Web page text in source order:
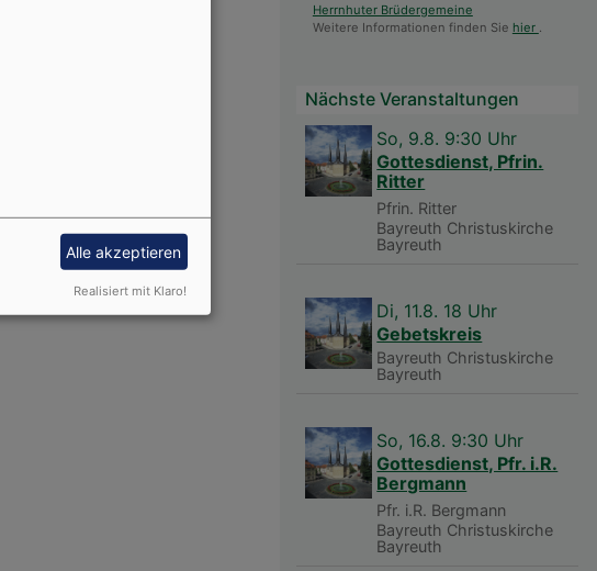
Herrnhuter Brüdergemeine
Weitere Informationen finden Sie hier .
Nächste Veranstaltungen
So, 9.8. 9:30 Uhr
Gottesdienst, Pfrin.
Ritter
Pfrin. Ritter
Bayreuth Christuskirche
Bayreuth
Di, 11.8. 18 Uhr
Gebetskreis
Bayreuth Christuskirche
Bayreuth
So, 16.8. 9:30 Uhr
Gottesdienst, Pfr. i.R.
Bergmann
Pfr. i.R. Bergmann
Bayreuth Christuskirche
Bayreuth
Alle akzeptieren
Realisiert mit Klaro!